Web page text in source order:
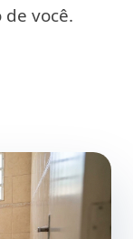
você.